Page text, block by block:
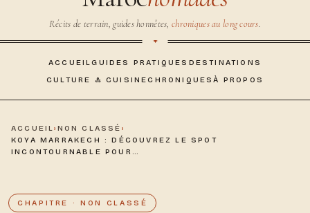
Récits de terrain, guides honnêtes,chroniques au long cours.
ACCUEILGUIDES PRATIQUES DESTINATIONS
CULTURE & CUISINECHRONIQUESÀ PROPOS
ACCUEIL› NON CLASSÉ ›
KOYA MARRAKECH : DÉCOUVREZ LE SPOT
INCONTOURNABLE POUR…
CHAPITRE · NON CLASSÉ